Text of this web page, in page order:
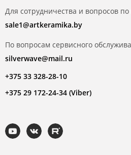
Для сотрудничества и вопросов
sale1@artkeramika.by
По вопросам сервисного
silverwave@mail.ru
+375 33 328-28-10
+375 29 172-24-34 (Viber)